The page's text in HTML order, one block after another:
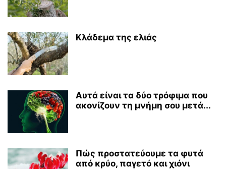
Κλάδεμα της ελιάς
Αυτά είναι τα δύο τρόφιμα που
ακονίζουν τη μνήμη σου μετά...
Πώς προστατεύουμε τα φυτά
από κρύο, παγετό και χιόνι